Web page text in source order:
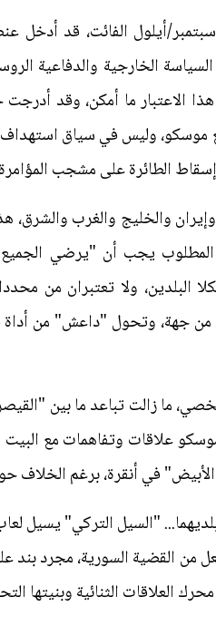
أيلول الفائت، قد أدخل
الخارجية والدفاعية
الاعتبار ما أمكن، وقد
موسكو، وليس في سياق
الطائرة على مشجب
والخليج والغرب والشرق،
المطلوب يجب أن "يرضي
ولا تعتبران من
جهة، وتحول "داعش" من أداة
ما زالت تباعد ما بين
موسكو علاقات وتفاهمات مع
في أنقرة، برغم الخلاف
"السيل التركي" يسيل
من القضية السورية، مجرد بند
العلاقات الثنائية وبنيتها